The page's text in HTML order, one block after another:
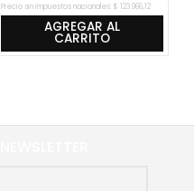
Precio sin impuestos nacionales: $ 123.966,12
AGREGAR AL
CARRITO